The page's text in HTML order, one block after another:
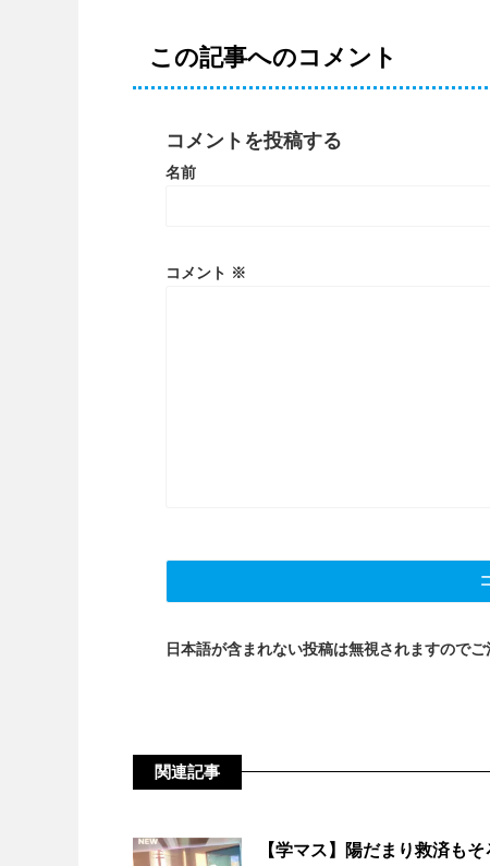
この記事へのコメント
コメントを投稿する
名前
コメント ※
日本語が含まれない投稿は無視されますのでご
関連記事
【学マス】陽だまり救済も